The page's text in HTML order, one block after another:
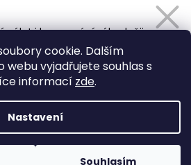
cookie. Dalším
vyjadřujete souhlas s
informací zde.
Nastavení
Souhlasím
HLEDAT
. Všechna práva vyhrazena.
výlet i kempování výhodněji.
obratem Vám pošleme
osobních údajů